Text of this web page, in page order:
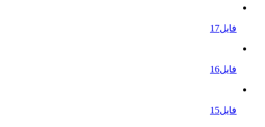
فایل17
فایل16
فایل15